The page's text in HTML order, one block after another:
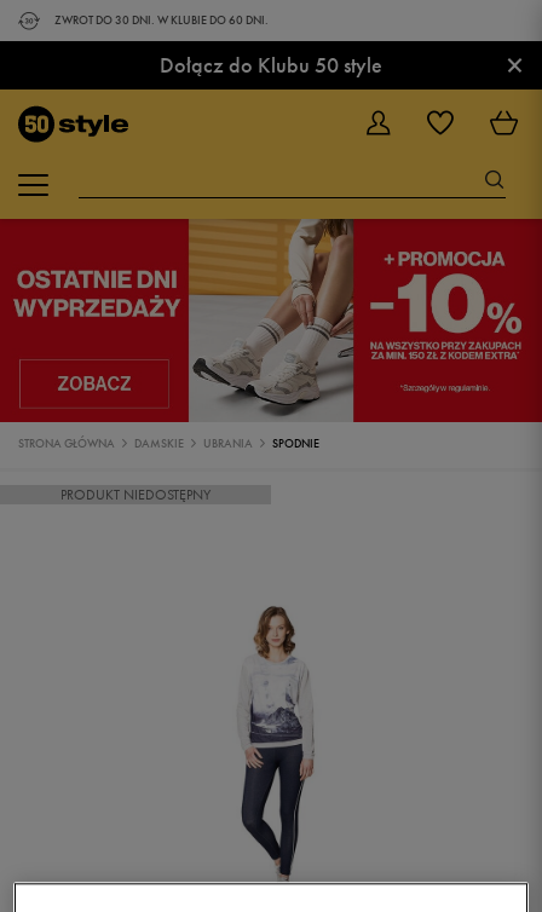
ZWROT DO 30 DNI. W KLUBIE DO 60 DNI.
Dołącz do Klubu 50 style ×
STRONA GŁÓWNA DAMSKIE UBRANIA SPODNIE
PRODUKT NIEDOSTĘPNY